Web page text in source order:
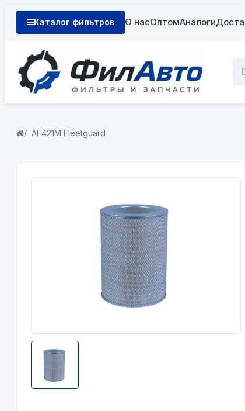
Каталог фильтров О насОптомАналоги
AF421М Fleetguard